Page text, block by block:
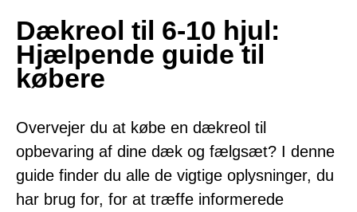
Dækreol til 6-10 hjul:
Hjælpende guide til
købere
Overvejer du at købe en dækreol til
opbevaring af dine dæk og fælgsæt? I denne
guide finder du alle de vigtige oplysninger, du
har brug for, for at træffe informerede